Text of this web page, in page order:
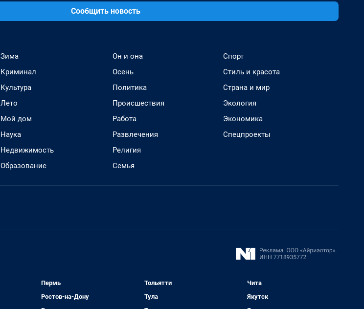
Сообщить новость
Зима
Криминал
Культура
Лето
Мой дом
Наука
Недвижимость
Образование
Он и она
Осень
Политика
Происшествия
Работа
Развлечения
Религия
Семья
Спорт
Стиль и красота
Страна и мир
Экология
Экономика
Спецпроекты
Пермь
Ростов-на-Дону
Тольятти
Тула
Чита
Якутск